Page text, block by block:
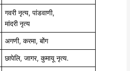
गवरी नृत्य, पांडवाणी,
मांदरी नृत्य
अगणी, करमा, बोंग
छापेलि, जागर, कुमायू नृत्य.